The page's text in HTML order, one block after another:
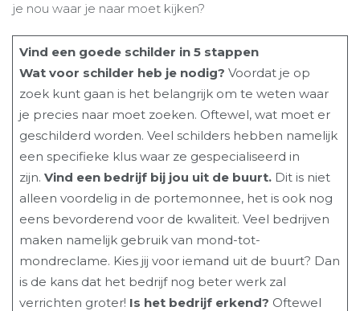
je nou waar je naar moet kijken?
Vind een goede schilder in 5 stappen
Wat voor schilder heb je nodig? Voordat je op
zoek kunt gaan is het belangrijk om te weten waar
je precies naar moet zoeken. Oftewel, wat moet er
geschilderd worden. Veel schilders hebben namelijk
een specifieke klus waar ze gespecialiseerd in
zijn. Vind een bedrijf bij jou uit de buurt.Dit is niet
alleen voordelig in de portemonnee, het is ook nog
eens bevorderend voor de kwaliteit. Veel bedrijven
maken namelijk gebruik van mond-tot-
mondreclame. Kies jij voor iemand uit de buurt? Dan
is de kans dat het bedrijf nog beter werk zal
verrichten groter! Is het bedrijf erkend? Oftewel